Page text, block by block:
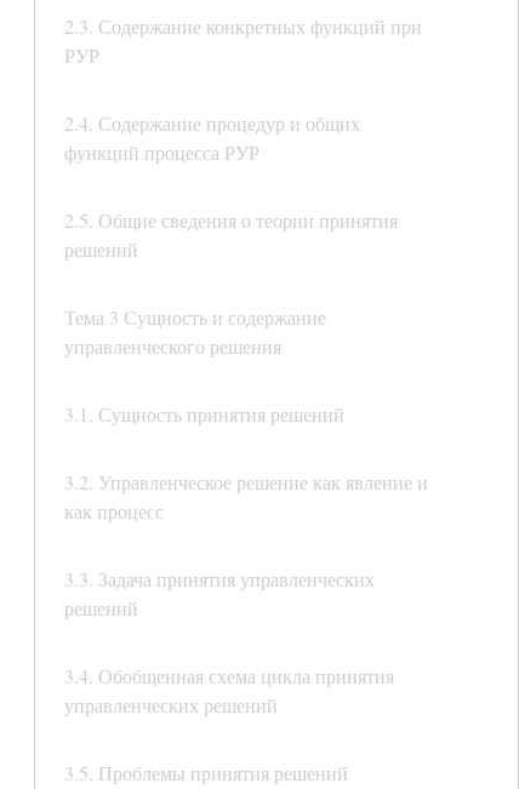
2.3. Содержание конкретных функций при
РУР
2.4. Содержание процедур и общих
функций процесса РУР
2.5. Общие сведения о теории принятия
решений
Тема 3 Сущность и содержание
управленческого решения
3.1. Сущность принятия решений
3.2. Управленческое решение как явление и
как процесс
3.3. Задача принятия управленческих
решений
3.4. Обобщенная схема цикла принятия
управленческих решений
3.5. Проблемы принятия решений